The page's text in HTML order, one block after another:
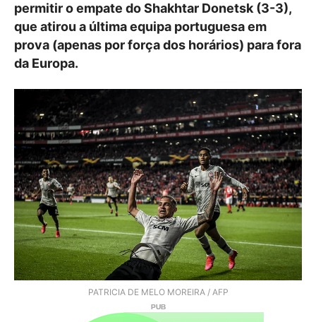
permitir o empate do Shakhtar Donetsk (3-3),
que atirou a última equipa portuguesa em
prova (apenas por força dos horários) para fora
da Europa.
PATRICIA DE MELO MOREIRA / AFP